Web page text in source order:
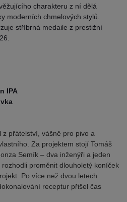
charakteru z ní dělá
moderních chmelových stylů.
stříbrná medaile z prestižní
IPA
přátelství, vášně pro pivo a
Za projektem stojí Tomáš
Semík – dva inženýři a jeden
proměnit dlouholetý koníček
Po více než dvou letech
receptur přišel čas